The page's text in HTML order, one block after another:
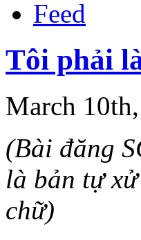
Feed
Tôi phải
March
(Bài đăng
là bản tự
chữ)